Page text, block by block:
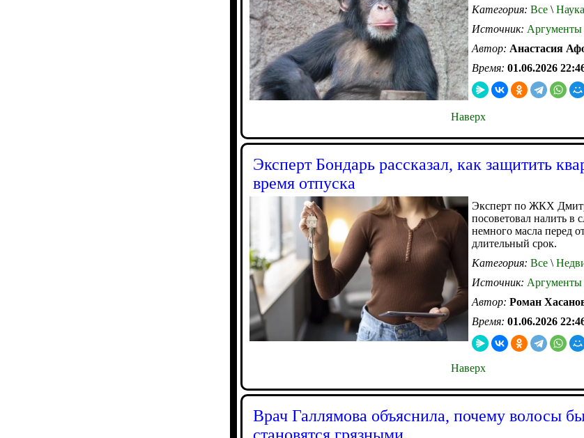
Категория: Все \
Источник:
Автор: Анастасия
Время: 01.06.2026
Наверх
Эксперт Бондарь рассказал, как защитить
время отпуска
Эксперт по ЖКХ
посоветовал налить в
немного масла перед
длительный срок.
Категория: Все \
Источник:
Автор: Роман
Время: 01.06.2026
Наверх
Врач Галлямова объяснила, почему волосы